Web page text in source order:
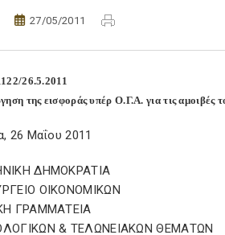
27/05/2011
26.5.2011
της εισφοράς υπέρ Ο.Γ.Α. για τις αμοιβές
26 Μαΐου 2011
ΔΗΜΟΚΡΑΤΙΑ
ΟΙΚΟΝΟΜΙΚΩΝ
ΓΡΑΜΜΑΤΕΙΑ
& ΤΕΛΩΝΕΙΑΚΩΝ ΘΕΜΑΤΩΝ